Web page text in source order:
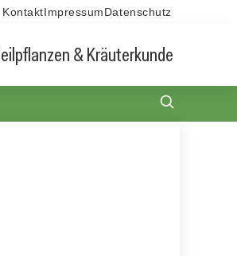
Kontakt Impressum Datenschutz
& Kräuterkunde